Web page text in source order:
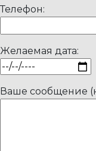
Телефон:
Желаемая дата:
Ваше сообщение